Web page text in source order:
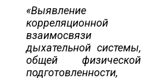
«Выявление
корреляционной
взаимосвязи
дыхательной системы,
общей физической
подготовленности,